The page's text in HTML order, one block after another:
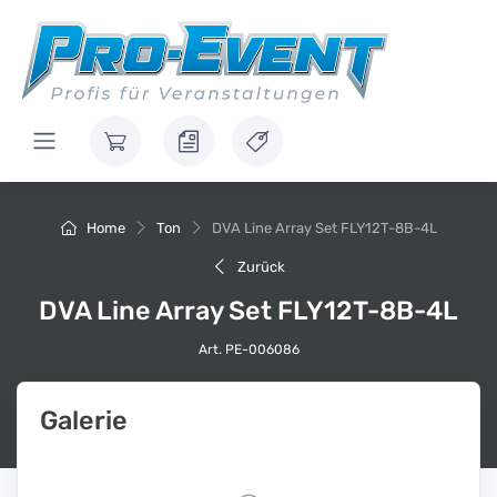
Home Ton DVA Line Array Set FLY12T-8B-4L
Zurück
DVA Line Array Set FLY12T-8B-4L
Art. PE-006086
Galerie